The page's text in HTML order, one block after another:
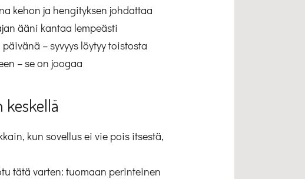
kehon ja hengityksen johdattaa
ääni kantaa lempeästi
– syvyys löytyy toistosta
– se on joogaa
keskellä
kun sovellus ei vie pois itsestä,
tätä varten: tuomaan perinteinen